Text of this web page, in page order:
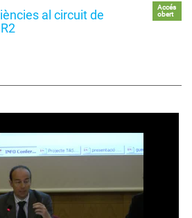
al circuit de
Accés
obert